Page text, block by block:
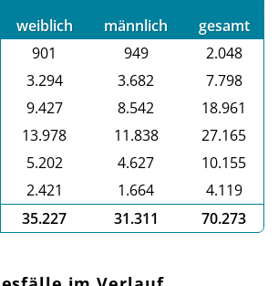
weiblich männlich
gesamt
901 949
2.048
3.294 3.682
7.798
9.427 8.542
18.961
13.978 11.838
27.165
5.202 4.627
10.155
2.421 1.664
4.119
35.227 31.311 70.273